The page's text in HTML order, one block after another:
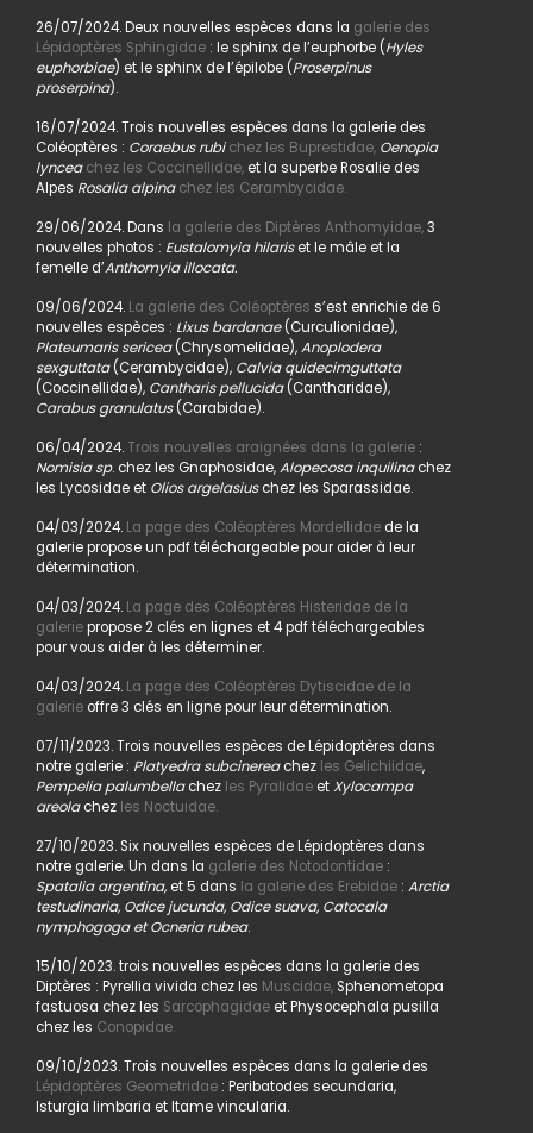
26/07/2024. Deux nouvelles espèces dans la galerie des
Lépidoptères Sphingidae: le sphinx de l’euphorbe (Hyles
euphorbiae) et le sphinx de l’épilobe (Proserpinus
proserpina).
16/07/2024. Trois nouvelles espèces dans la galerie des
Coléoptères : Coraebus rubi chez les Buprestidae, Oenopia
lyncea chez les Coccinellidae,et la superbe Rosalie des
Alpes Rosalia alpina chez les Cerambycidae.
29/06/2024. Dans la galerie des Diptères Anthomyidae,3
nouvelles photos : Eustalomyia hilariset le mâle et la
femelle d’Anthomyia illocata.
09/06/2024.La galerie des Coléoptères s’est enrichie de 6
nouvelles espèces : Lixus bardanae(Curculionidae),
Plateumaris sericea(Chrysomelidae),Anoplodera
sexguttata(Cerambycidae), Calvia quidecimguttata
(Coccinellidae), Cantharis pellucida(Cantharidae),
Carabus granulatus(Carabidae).
06/04/2024.Trois nouvelles araignées dans la galerie:
Nomisia sp. chez les Gnaphosidae,Alopecosa inquilinachez
les Lycosidae et Olios argelasiuschez les Sparassidae.
04/03/2024. La page des Coléoptères Mordellidaede la
galerie propose un pdf téléchargeable pour aider à leur
détermination.
04/03/2024. La page des Coléoptères Histeridae de la
galeriepropose 2 clés en lignes et 4 pdf téléchargeables
pour vous aider à les déterminer.
04/03/2024. La page des Coléoptères Dytiscidae de la
galerieoffre 3 clés en ligne pour leur détermination.
07/11/2023. Trois nouvelles espèces de Lépidoptères dans
notre galerie : Platyedra subcinereachez les Gelichiidae,
Pempelia palumbellachez les PyralidaeetXylocampa
areolachez les Noctuidae.
27/10/2023. Six nouvelles espèces de Lépidoptères dans
notre galerie. Un dans la galerie des Notodontidae:
Spatalia argentina, et 5 dans la galerie des Erebidae: Arctia
testudinaria, Odice jucunda, Odice suava, Catocala
nymphogoga et Ocneria rubea.
15/10/2023. trois nouvelles espèces dans la galerie des
Diptères : Pyrellia vivida chez les Muscidae,Sphenometopa
fastuosa chez les Sarcophagidaeet Physocephala pusilla
chez les Conopidae.
09/10/2023. Trois nouvelles espèces dans la galerie des
Lépidoptères Geometridae: Peribatodes secundaria,
Isturgia limbaria et Itame vincularia.